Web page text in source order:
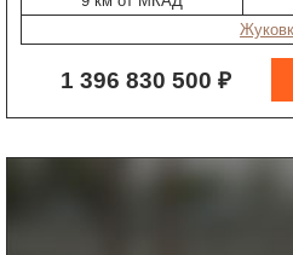
1 396 830 500 ₽